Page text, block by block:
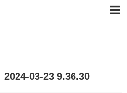
2024-03-23 9.36.30